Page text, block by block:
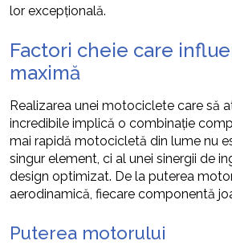
lor excepțională.
Factori cheie care
maximă
Realizarea unei motociclete care să
incredibile implică o combinație
mai rapidă motocicletă din lume nu
singur element, ci al unei sinergii de
design optimizat. De la puterea
aerodinamică, fiecare componentă
Puterea motorului